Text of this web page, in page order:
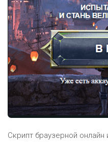
Скрипт браузерной